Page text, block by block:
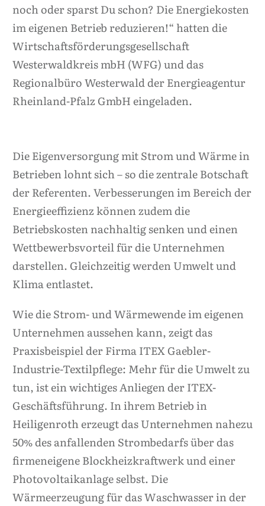
noch oder sparst Du schon? Die Energiekosten
im eigenen Betrieb reduzieren!“ hatten die
Wirtschaftsförderungsgesellschaft
Westerwaldkreis mbH (WFG) und das
Regionalbüro Westerwald der Energieagentur
Rheinland-Pfalz GmbH eingeladen.
Die Eigenversorgung mit Strom und Wärme in
Betrieben lohnt sich – so die zentrale Botschaft
der Referenten. Verbesserungen im Bereich der
Energieeffizienz können zudem die
Betriebskosten nachhaltig senken und einen
Wettbewerbsvorteil für die Unternehmen
darstellen. Gleichzeitig werden Umwelt und
Klima entlastet.
Wie die Strom- und Wärmewende im eigenen
Unternehmen aussehen kann, zeigt das
Praxisbeispiel der Firma ITEX Gaebler-
Industrie-Textilpflege: Mehr für die Umwelt zu
tun, ist ein wichtiges Anliegen der ITEX-
Geschäftsführung. In ihrem Betrieb in
Heiligenroth erzeugt das Unternehmen nahezu
50% des anfallenden Strombedarfs über das
firmeneigene Blockheizkraftwerk und einer
Photovoltaikanlage selbst. Die
Wärmeerzeugung für das Waschwasser in der